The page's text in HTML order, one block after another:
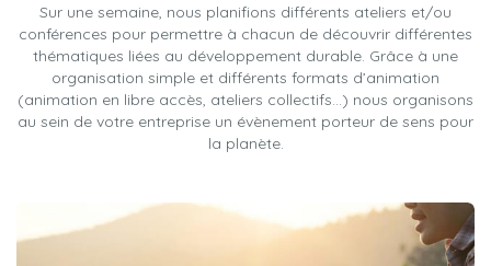
Sur une semaine, nous planifions différents ateliers et/ou
conférences pour permettre à chacun de découvrir différentes
thématiques liées au développement durable. Grâce à une
organisation simple et différents formats d’animation
(animation en libre accès, ateliers collectifs…) nous organisons
au sein de votre entreprise un évènement porteur de sens pour
la planète.